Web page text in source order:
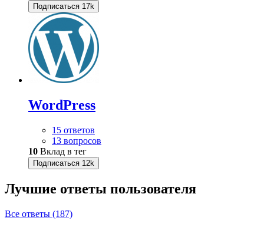
Подписаться 17k
WordPress
15 ответов
13 вопросов
10 Вклад в тег
Подписаться 12k
Лучшие ответы пользователя
Все ответы (187)